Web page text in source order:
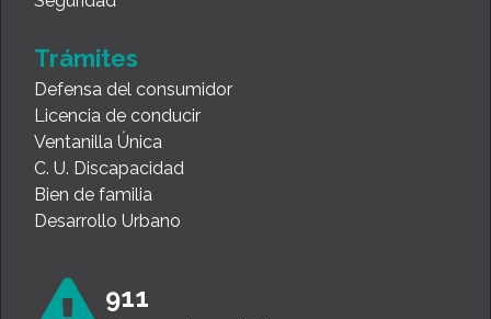
Trámites
Defensa del consumidor
Licencia de conducir
Ventanilla Única
C. U. Discapacidad
Bien de familia
Desarrollo Urbano
911